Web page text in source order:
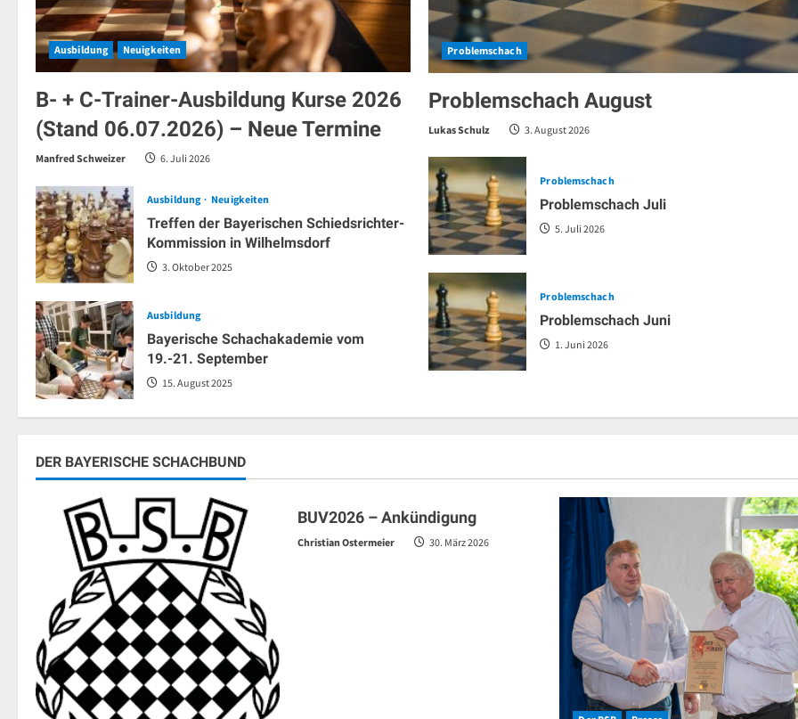
Ausbildung Neuigkeiten
B- + C-Trainer-Ausbildung Kurse 2026
(Stand 06.07.2026) – Neue Termine
Manfred Schweizer 6. Juli 2026
Ausbildung Neuigkeiten
Treffen der Bayerischen Schiedsrichter-
Kommission in Wilhelmsdorf
3. Oktober 2025
Ausbildung
Bayerische Schachakademie vom
19.-21. September
15. August 2025
Problemschach
Problemschach August
Lukas Schulz 3. August 2026
Problemschach
Problemschach Juli
5. Juli 2026
Problemschach
Problemschach Juni
1. Juni 2026
DER BAYERISCHE SCHACHBUND
BUV2026 – Ankündigung
Christian Ostermeier 30. März 2026